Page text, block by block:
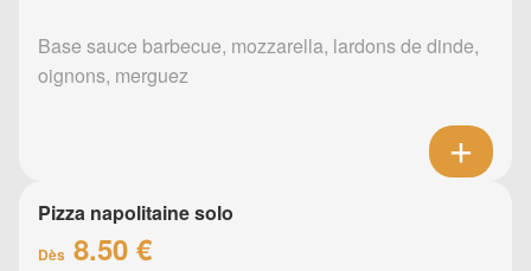
Base sauce barbecue, mozzarella, lardons de dinde,
oignons, merguez
Pizza napolitaine solo
Dès 8.50 €